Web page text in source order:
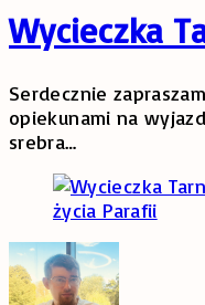
Wycieczka
Serdecznie
opiekunami na
srebra…
życia Parafii